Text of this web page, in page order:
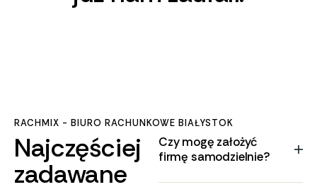
RACHMIX - BIURO RACHUNKOWE BIAŁYSTOK
Najczęściej
zadawane
Czy mogę założyć
firmę samodzielnie?